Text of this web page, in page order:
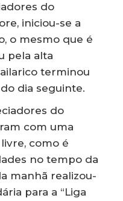
do
iniciou-se a
o mesmo que é
pela alta
terminou
dia seguinte.
do
com uma
como é
no tempo da
manhã realizou-
para a “Liga